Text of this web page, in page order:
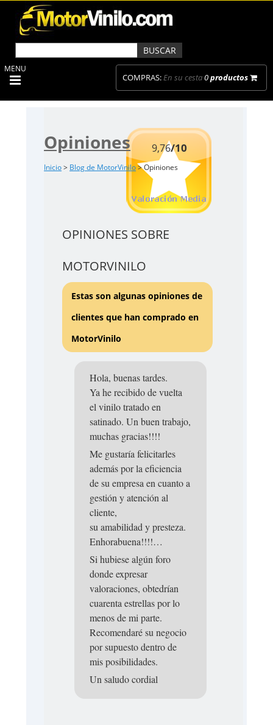
COMPRAS:En su cesta0productos
MENU
Opiniones
Inicio> Blog de MotorVinilo> Opiniones
9,76/10
OPINIONES SOBRE
MOTORVINILO
Estas son algunas opiniones de
clientes que han comprado en
MotorVinilo
Hola, buenas tardes.
Ya he recibido de vuelta
el vinilo tratado en
satinado. Un buen trabajo,
muchas gracias!!!!
Me gustaría felicitarles
además por la eficiencia
de su empresa en cuanto a
gestión y atención al
cliente,
su amabilidad y presteza.
Enhorabuena!!!!…
Si hubiese algún foro
donde expresar
valoraciones, obtedrían
cuarenta estrellas por lo
menos de mi parte.
Recomendaré su negocio
por supuesto dentro de
mis posibilidades.
Un saludo cordial